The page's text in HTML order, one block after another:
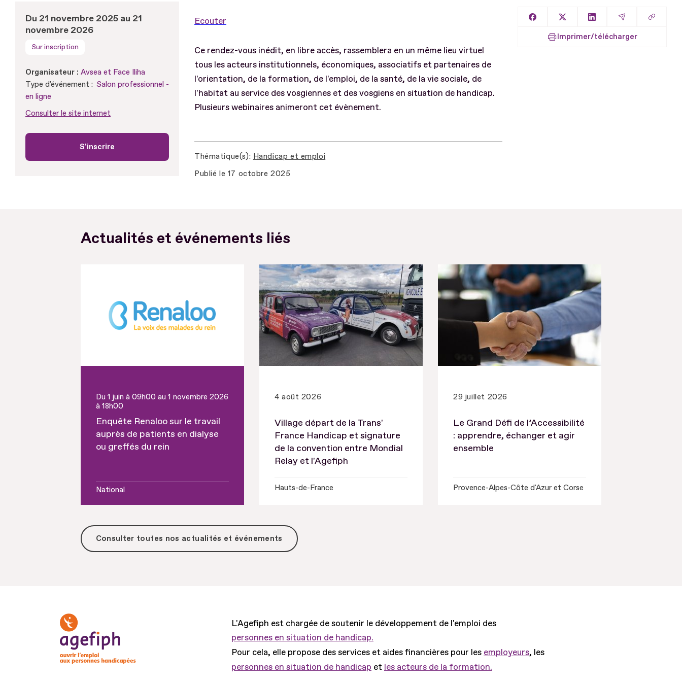
Du 21 novembre 2025 au 21
novembre 2026
Sur inscription
Organisateur : Avsea et Face Iliha
Type d'événement : Salon professionnel -
en ligne
Consulter le site internet
S'inscrire
Ecouter
Ce rendez-vous inédit, en libre accès, rassemblera en un même lieu virtuel
tous les acteurs institutionnels, économiques, associatifs et partenaires de
l'orientation, de la formation, de l'emploi, de la santé, de la vie sociale, de
l'habitat au service des vosgiennes et des vosgiens en situation de handicap.
Plusieurs webinaires animeront cet évènement.
Thématique(s) Handicap et emploi
Publié le 17 octobre 2025
Partager sur Facebook
Partager sur XPartager sur LinkedIn
Partager par
Copier
Imprimer/télécharger
Actualités et événements liés
Du 1 juin à 09h00 au 1 novembre 2026
à 18h00
Enquête Renaloo sur le travail
auprès de patients en dialyse
ou greffés du rein
National
4 août 2026
Village départ de la Trans'
France Handicap et signature
de la convention entre Mondial
Relay et l'Agefiph
Hauts-de-France
29 juillet 2026
Le Grand Défi de l’Accessibilité
: apprendre, échanger et agir
ensemble
Provence-Alpes-Côte d'Azur et Corse
Consulter toutes nos actualités et événements
L'Agefiph est chargée de soutenir le développement de l'emploi des
personnes en situation de handicap.
Pour cela, elle propose des services et aides financières pour les employeurs, les
personnes en situation de handicap et les acteurs de la formation.